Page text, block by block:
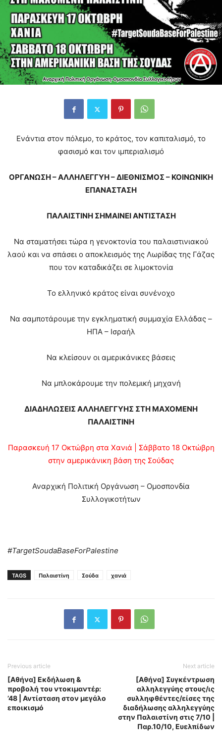
Ενάντια στον πόλεμο, το κράτος, τον καπιταλισμό, το
φασισμό και τον ιμπεριαλισμό
ΟΡΓΑΝΩΣΗ – ΑΛΛΗΛΕΓΓΥΗ – ΔΙΕΘΝΙΣΜΟΣ – ΚΟΙΝΩΝΙΚΗ
ΕΠΑΝΑΣΤΑΣΗ
ΠΑΛΑΙΣΤΙΝΗ ΣΗΜΑΙΝΕΙ ΑΝΤΙΣΤΑΣΗ
Να σταματήσει τώρα η γενοκτονία του παλαιστινιακού
λαού και να σπάσει ο αποκλεισμός της Λωρίδας της Γάζας
που τον καταδικάζει σε λιμοκτονία
Το ελληνικό κράτος είναι συνένοχο
Να σαμποτάρουμε την εγκληματική συμμαχία Ελλάδας –
ΗΠΑ – Ισραήλ
Να κλείσουν οι αμερικάνικες βάσεις
Να μπλοκάρουμε την πολεμική μηχανή
ΔΙΑΔΗΛΩΣΕΙΣ ΑΛΛΗΛΕΓΓΥΗΣ ΣΤΗ ΜΑΧΟΜΕΝΗ
ΠΑΛΑΙΣΤΙΝΗ
Παρασκευή 17 Οκτώβρη στα Χανιά | Σάββατο 18 Οκτώβρη
στην αμερικάνικη βάση της Σούδας
Αναρχική Πολιτική Οργάνωση – Ομοσπονδία
Συλλογικοτήτων
#TargetSoudaBaseForPalestine
TAGS Παλαιστίνη Σούδα χανιά
Previous article
[Αθήνα] Εκδήλωση &
προβολή του ντοκιμαντέρ:
’48 | Αντίσταση στον μεγάλο
εποικισμό
Next article
[Αθήνα] Συγκέντρωση
αλληλεγγύης στους/ις
συλληφθέντες/είσες της
διαδήλωσης αλληλεγγύης
στην Παλαιστίνη στις 7/10 |
Παρ.10/10, Ευελπίδων